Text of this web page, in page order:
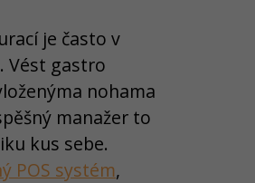
je často v
Vést gastro
nohama
manažer to
kus sebe.
POS systém,